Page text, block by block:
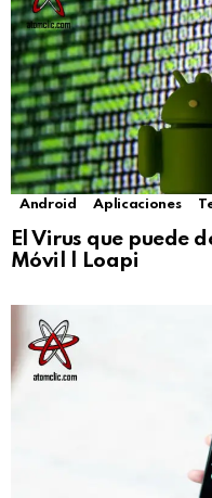
Android Aplicaciones
El Virus que puede
Móvil | Loapi